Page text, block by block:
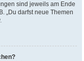
sind jeweils am Ende
„Du darfst neue Themen